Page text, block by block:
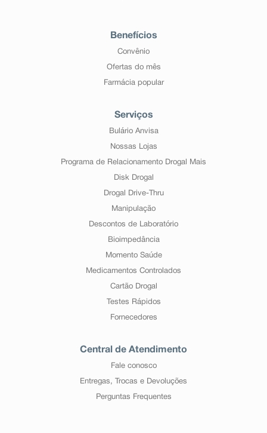
Benefícios
Convênio
Ofertas do mês
Farmácia popular
Serviços
Bulário Anvisa
Nossas Lojas
Programa de Relacionamento Drogal Mais
Disk Drogal
Drogal Drive-Thru
Manipulação
Descontos de Laboratório
Bioimpedância
Momento Saúde
Medicamentos Controlados
Cartão Drogal
Testes Rápidos
Fornecedores
Central de Atendimento
Fale conosco
Entregas, Trocas e Devoluções
Perguntas Frequentes